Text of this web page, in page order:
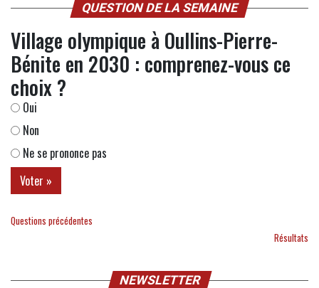
QUESTION DE LA SEMAINE
Village olympique à Oullins-Pierre-
Bénite en 2030 : comprenez-vous ce
choix ?
Oui
Non
Ne se prononce pas
Questions précédentes
Résultats
NEWSLETTER